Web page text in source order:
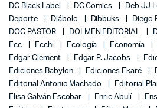
DC Black Label
DC Comics Deb JJ
Deporte
Diábolo Dibbuks Diego
DOC PASTOR
DOLMEN EDITORIAL
Ecc
Ecchi Ecología Economía
Edgar Clement
Edgar P. Jacobs
Ediciones Babylon
Ediciones Ekaré
Editorial Antonio Machado
Editorial
Elisa Galván Escobar
Enric Abulí